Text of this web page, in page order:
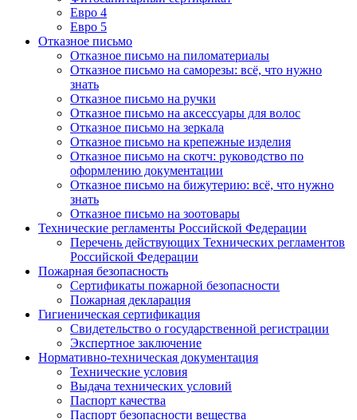
Евро 4
Евро 5
Отказное письмо
Отказное письмо на пиломатериалы
Отказное письмо на саморезы: всё, что нужно
знать
Отказное письмо на ручки
Отказное письмо на аксессуары для волос
Отказное письмо на зеркала
Отказное письмо на крепежные изделия
Отказное письмо на скотч: руководство по
оформлению документации
Отказное письмо на бижутерию: всё, что нужно
знать
Отказное письмо на зоотовары
Технические регламенты Российской Федерации
Перечень действующих Технических регламентов
Российской Федерации
Пожарная безопасность
Сертификаты пожарной безопасности
Пожарная декларация
Гигиеническая сертификация
Свидетельство о государственной регистрации
Экспертное заключение
Нормативно-техническая документация
Технические условия
Выдача технических условий
Паспорт качества
Паспорт безопасности вещества